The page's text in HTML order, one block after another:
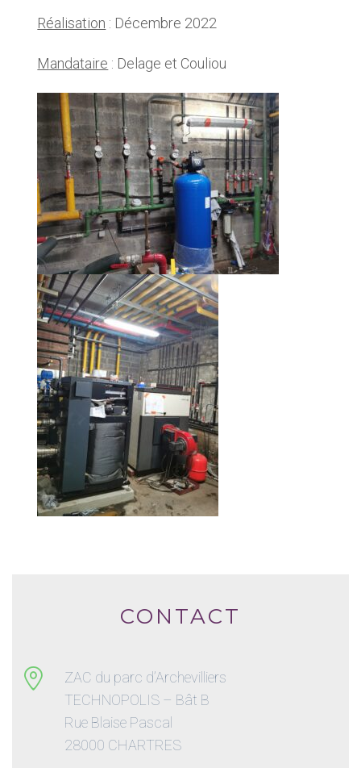
Réalisation : Décembre 2022
Mandataire : Delage et Couliou
CONTACT
ZAC du parc d’Archevilliers
TECHNOPOLIS – Bât B
Rue Blaise Pascal
28000 CHARTRES